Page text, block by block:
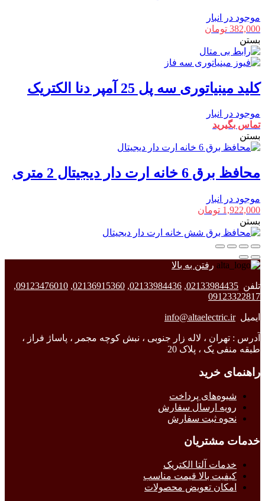
موجود در انبار
382,000 تومان
بستن
کلید مینیاتوری سه پل 25 آمپر دنا الکتریک
موجود در انبار
تماس بگیرید
بستن
محافظ برق 6 خانه ارت دار دیجیتال 2 متری
موجود در انبار
1,922,000 تومان
بستن
رفتن به بالا
تلفن 02133984435
,
02133984436
,
02136915360
,
09123476010
,
09123322817
ایمیلinfo@altaelectric.ir
آدرس : تهران ، لاله زار جنوبی ، نبش کوچه مجمر ، پاساژ فراز ،
طبقه منفی یک ، پلاک 20
راهنمای خرید
شیوه‌های پرداخت
رویه ارسال سفارش
نحوه ثبت سفارش
خدمات مشتریان
خدمات آلتا الکتریک
کیفیت بالا قیمت مناسب
امکان تعویض محصولات